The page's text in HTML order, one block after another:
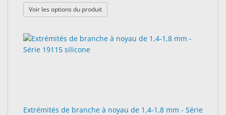
Voir les options du produit: Extrémités de branche à noyau de 1,1mm
Extrémités de branche à noyau de 1,4-1,8 mm - Série